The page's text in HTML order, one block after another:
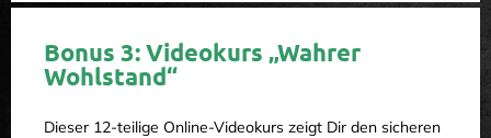
Bonus 3: Videokurs „Wahrer
Wohlstand“
Dieser 12-teilige Online-Videokurs zeigt Dir den sicheren